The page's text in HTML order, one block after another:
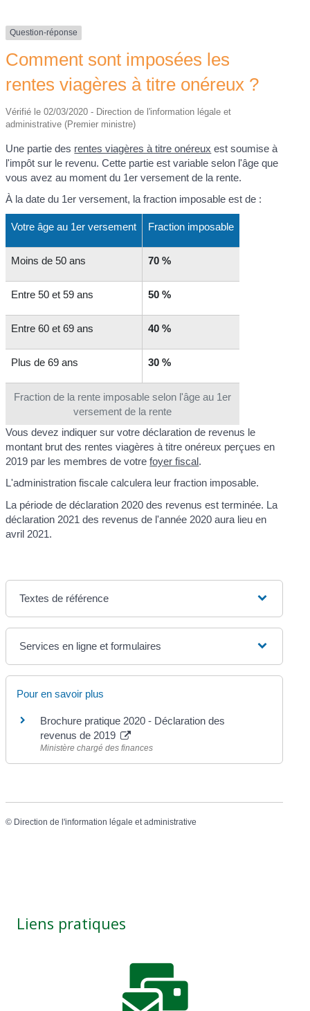
Question-réponse
Comment sont imposées les
rentes viagères à titre onéreux ?
Vérifié le 02/03/2020 - Direction de l'information légale et
administrative (Premier ministre)
Une partie des rentes viagères à titre onéreux est soumise à
l'impôt sur le revenu. Cette partie est variable selon l'âge que
vous avez au moment du 1er versement de la rente.
À la date du 1er versement, la fraction imposable est de :
Fraction de la rente imposable selon l'âge au 1er
versement de la rente
Votre âge au 1er versement Fraction imposable
Moins de 50 ans 70 %
Entre 50 et 59 ans 50 %
Entre 60 et 69 ans 40 %
Plus de 69 ans 30 %
Vous devez indiquer sur votre déclaration de revenus le
montant brut des rentes viagères à titre onéreux perçues en
2019 par les membres de votrefoyer fiscal.
L'administration fiscale calculera leur fraction imposable.
La période de déclaration 2020 des revenus est terminée. La
déclaration 2021 des revenus de l'année 2020 aura lieu en
avril 2021.
Textes de référence
Services en ligne et formulaires
Pour en savoir plus
Brochure pratique 2020 - Déclaration des
revenus de 2019
Ministère chargé des finances
© Direction de l'information légale et administrative
Liens pratiques